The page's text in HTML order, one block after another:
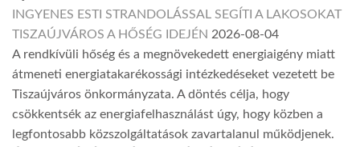
INGYENES ESTI STRANDOLÁSSAL SEGÍTI A LAKOSOKAT
TISZAÚJVÁROS A HŐSÉG IDEJÉN 2026-08-04
A rendkívüli hőség és a megnövekedett energiaigény miatt
átmeneti energiatakarékossági intézkedéseket vezetett be
Tiszaújváros önkormányzata. A döntés célja, hogy
csökkentsék az energiafelhasználást úgy, hogy közben a
legfontosabb közszolgáltatások zavartalanul működjenek.